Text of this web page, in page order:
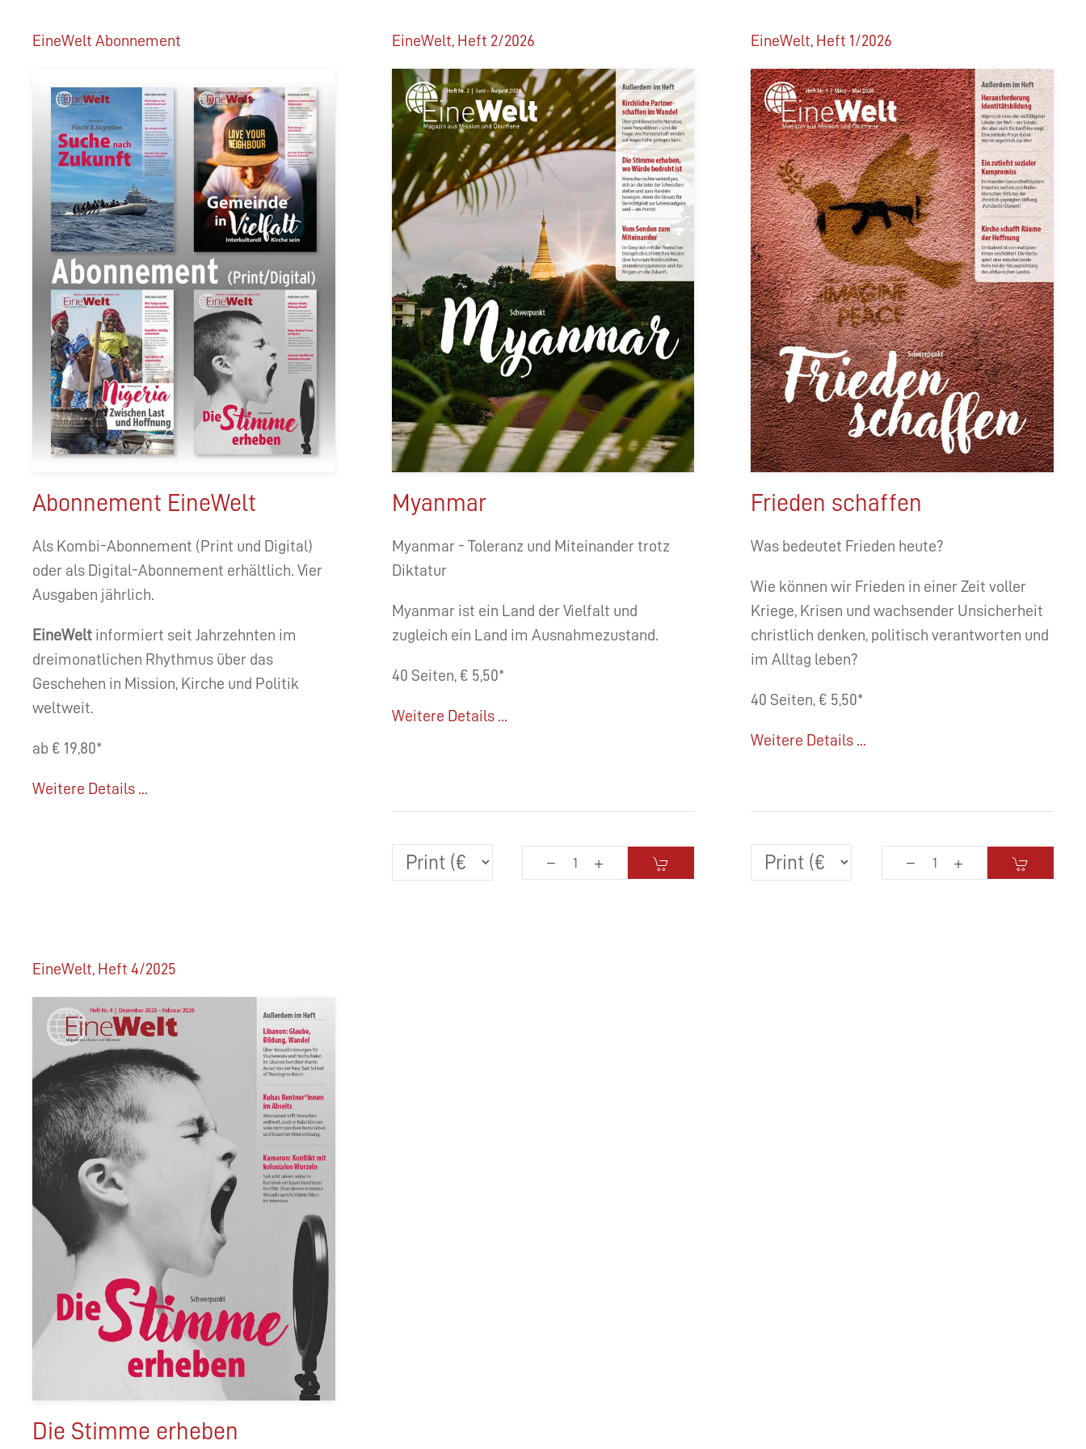
EineWelt Abonnement
Abonnement EineWelt
Als Kombi-Abonnement (Print und Digital)
oder als Digital-Abonnement erhältlich. Vier
Ausgaben jährlich.
EineWelt informiert seit Jahrzehnten im
dreimonatlichen Rhythmus über das
Geschehen in Mission, Kirche und Politik
weltweit.
ab € 19,80*
Weitere Details ...
EineWelt, Heft 2/2026
Myanmar
Myanmar - Toleranz und Miteinander trotz
Diktatur
Myanmar ist ein Land der Vielfalt und
zugleich ein Land im Ausnahmezustand.
40 Seiten, € 5,50*
Weitere Details ...
EineWelt, Heft 1/2026
Frieden schaffen
Was bedeutet Frieden heute?
Wie können wir Frieden in einer Zeit voller
Kriege, Krisen und wachsender Unsicherheit
christlich denken, politisch verantworten und
im Alltag leben?
40 Seiten, € 5,50*
Weitere Details ...
EineWelt, Heft 4/2025
Die Stimme erheben